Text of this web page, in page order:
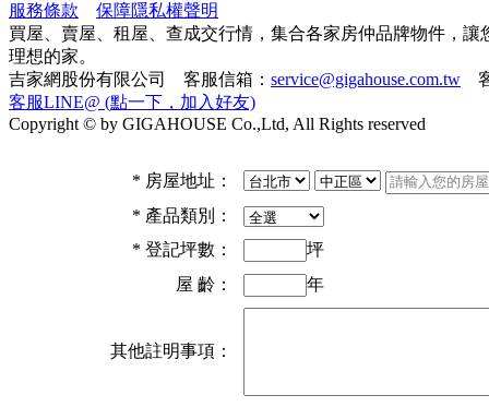
服務條款
保障隱私權聲明
買屋、賣屋、租屋、查成交行情，集合各家房仲品牌物件，
理想的家。
吉家網股份有限公司 客服信箱： service@gigahouse.com.tw
客服LINE@ (點一下，加入好友)
Copyright © by GIGAHOUSE Co.,Ltd, All Rights reserved